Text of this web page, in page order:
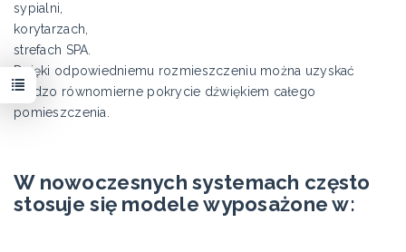
sypialni,
korytarzach,
strefach SPA.
Dzięki odpowiedniemu rozmieszczeniu można uzyskać
bardzo równomierne pokrycie dźwiękiem całego
pomieszczenia.
W nowoczesnych systemach często
stosuje się modele wyposażone w: